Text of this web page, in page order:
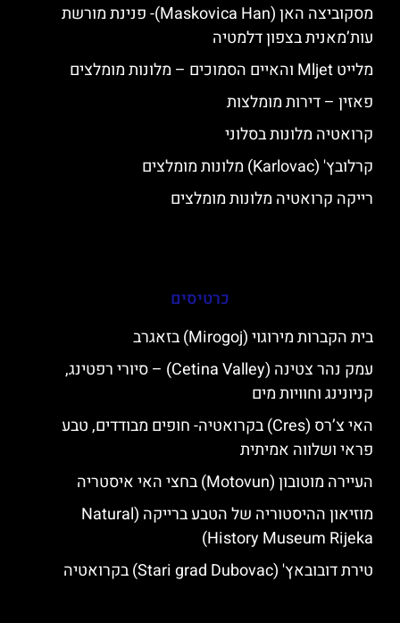
מסקוביצה האן (Maskovica Han)- פנינת מורשת
עות’מאנית בצפון דלמטיה
מלייט Mljet והאיים הסמוכים – מלונות מומלצים
פאזין – דירות מומלצות
קרואטיה מלונות בסלוני
קרלובץ' (Karlovac) מלונות מומלצים
רייקה קרואטיה מלונות מומלצים
כרטיסים
בית הקברות מירוגוי (Mirogoj) בזאגרב
עמק נהר צטינה (Cetina Valley) – סיורי רפטינג,
קניונינג וחוויות מים
האי צ’רס (Cres) בקרואטיה- חופים מבודדים, טבע
פראי ושלווה אמיתית
העיירה מוטובון (Motovun) בחצי האי איסטריה
מוזיאון ההיסטוריה של הטבע ברייקה (Natural
History Museum Rijeka)
טירת דובובאץ' (Stari grad Dubovac) בקרואטיה